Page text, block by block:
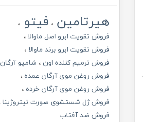
هیرتامین فیتو
فروش تقویت ابرو اصل ماوالا
فروش تقویت ابرو برند ماوالا
فروش ترمیم کننده اون
شامپو آرگان
فروش روغن موی آرگان عمده
فروش روغن موی آرگان خرده
فروش ژل شستشوی صورت نیتروژینا
فروش ضد آفتاب